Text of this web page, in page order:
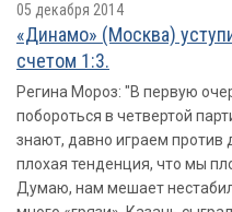
05 декабря 2014
«Динамо» (Москва)
счетом 1:3.
Регина Мороз: "В первую
побороться в четвертой
знают, давно играем против
плохая тенденция, что мы
Думаю, нам мешает